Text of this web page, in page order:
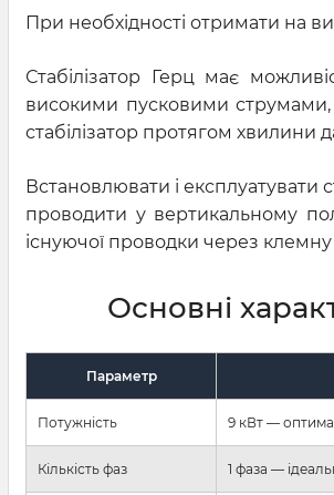
При необхідності отримати на
Стабілізатор Герц має
високими пусковими струмами,
стабілізатор протягом хвилини
Встановлювати і експлуатувати
проводити у вертикальному
існуючої проводки через клемну
Основні
Параметр
Потужність 9 кВт —
Кількість фаз 1 фаза —